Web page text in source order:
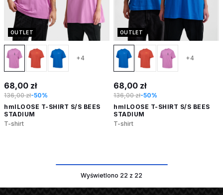
OUTLET
+4
68,00 zł
136,00 zł-50%
hmlLOOSE T-SHIRT S/S BEES
STADIUM
T-shirt
OUTLET
+4
68,00 zł
136,00 zł-50%
hmlLOOSE T-SHIRT S/S BEES
STADIUM
T-shirt
Wyświetlono 22 z 22